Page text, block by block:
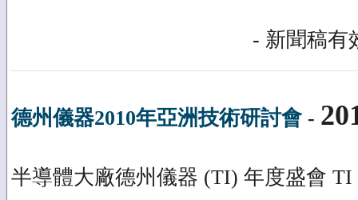
- 新聞稿有
德州儀器2010年亞洲技術研討會-
半導體大廠德州儀器 (TI) 年度盛會